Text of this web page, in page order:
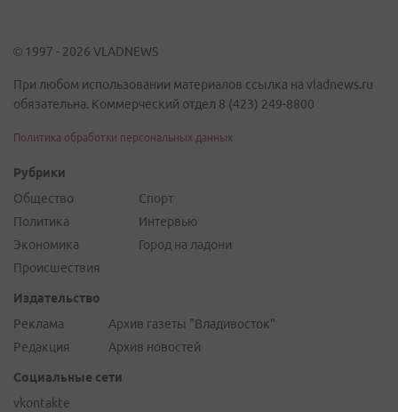
© 1997 - 2026 VLADNEWS
При любом использовании материалов ссылка на vladnews.ru
обязательна. Коммерческий отдел 8 (423) 249-8800
Политика обработки персональных данных
Рубрики
Общество
Политика
Экономика
Происшествия
Спорт
Интервью
Город на ладони
Издательство
Реклама
Редакция
Архив газеты "Владивосток"
Архив новостей
Социальные сети
vkontakte